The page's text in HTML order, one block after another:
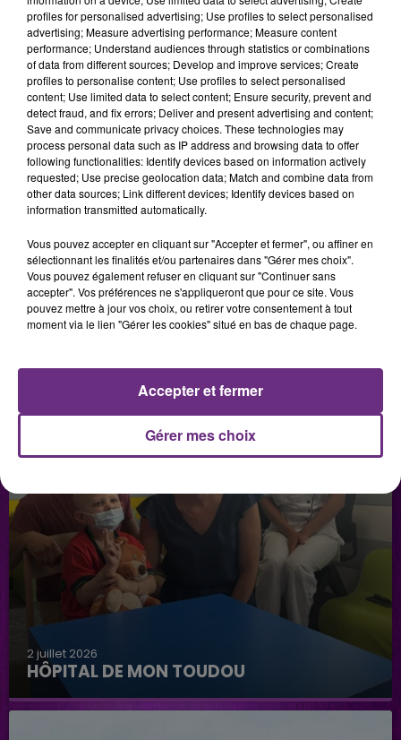
29 juillet 2026
GAGNEZ VOTRE SÉJOUR AU CENTER
PARCS DU LAC D’AILETTE AVEC
CHAMPAGNE FM
LES PODCASTS
2 juillet 2026
HÔPITAL DE MON TOUDOU
Hôpital de mon Toudou
profiles for personalised advertising; Use profiles to select personalised
advertising; Measure advertising performance; Measure content
performance; Understand audiences through statistics or combinations
of data from different sources; Develop and improve services; Create
profiles to personalise content; Use profiles to select personalised
content; Use limited data to select content; Ensure security, prevent and
detect fraud, and fix errors; Deliver and present advertising and content;
Save and communicate privacy choices. These technologies may
process personal data such as IP address and browsing data to offer
following functionalities: Identify devices based on information actively
requested; Use precise geolocation data; Match and combine data from
other data sources; Link different devices; Identify devices based on
information transmitted automatically.
Vous pouvez accepter en cliquant sur "Accepter et fermer", ou affiner en
sélectionnant les finalités et/ou partenaires dans "Gérer mes choix".
Vous pouvez également refuser en cliquant sur "Continuer sans
accepter". Vos préférences ne s'appliqueront que pour ce site. Vous
pouvez mettre à jour vos choix, ou retirer votre consentement à tout
moment via le lien "Gérer les cookies" situé en bas de chaque page.
Gérer mes choix
Accepter et fermer